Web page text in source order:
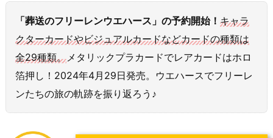
「葬送のフリーレンウエハース」の予約開始！ キャラ
クターカードやビジュアルカードなどカードの種類は
全29種類。メタリックプラカードでレアカードはホロ
箔押し！2024年4月29日発売。ウエハースでフリーレ
ンたちの旅の軌跡を振り返ろう♪